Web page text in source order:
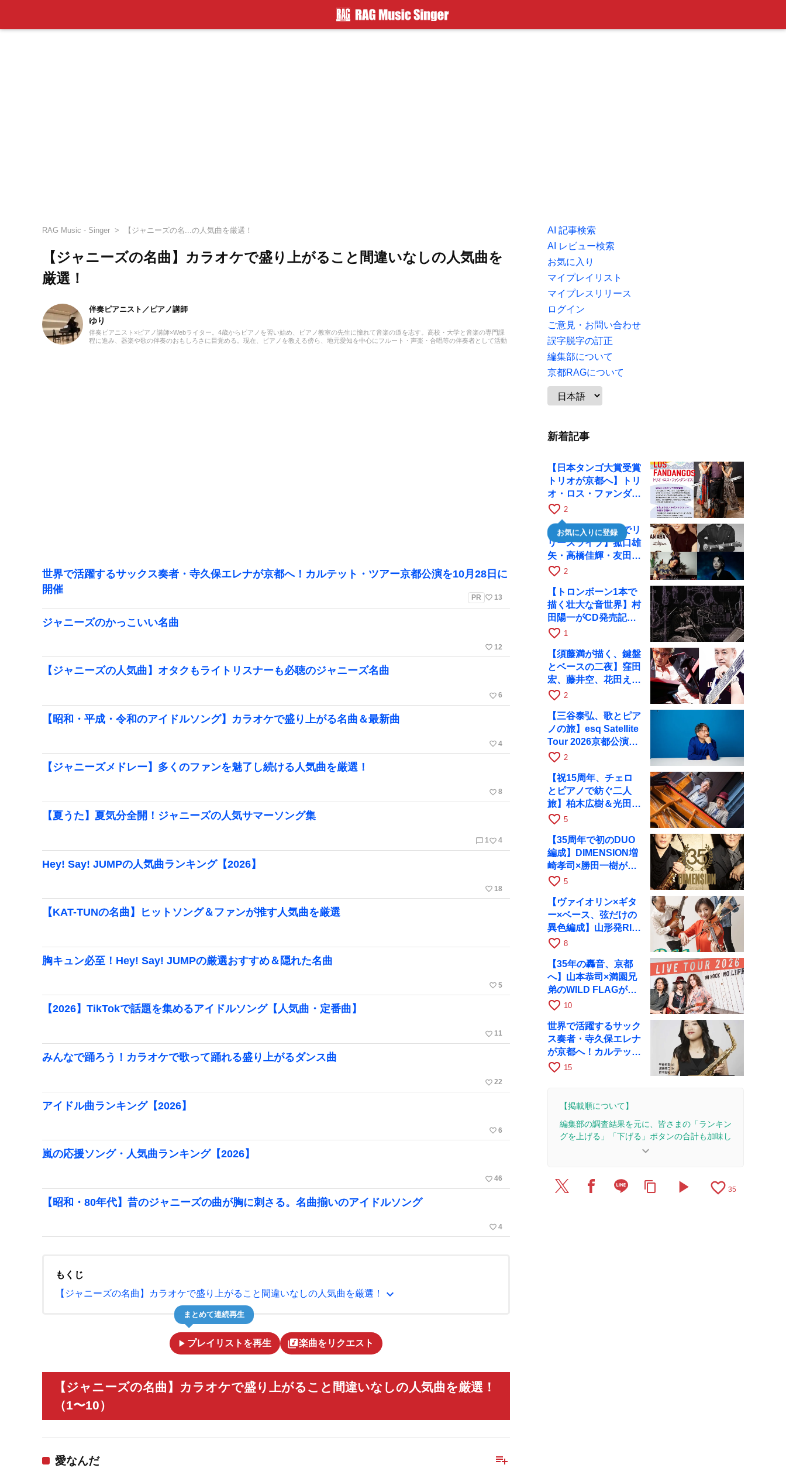
RAG Music - Singer 【ジャニーズの名...の人気曲を厳選！
【ジャニーズの名曲】カラオケで盛り上がること間違いなしの人気曲を
厳選！
伴奏ピアニスト／ピアノ講師
ゆり
伴奏ピアニスト×ピアノ講師×Webライター。4歳からピアノを習い始め、ピアノ教室の先生に憧れて音楽の道を志す。高校・大学と音楽の専門課
程に進み、器楽や歌の伴奏のおもしろさに目覚める。現在、ピアノを教える傍ら、地元愛知を中心にフルート・声楽・合唱等の伴奏者として活動
世界で活躍するサックス奏者・寺久保エレナが京都へ！カルテット・ツアー京都公演を10月28日に
開催
PR favorite_border 13
ジャニーズのかっこいい名曲
favorite_border 12
【ジャニーズの人気曲】オタクもライトリスナーも必聴のジャニーズ名曲
favorite_border 6
【昭和・平成・令和のアイドルソング】カラオケで盛り上がる名曲＆最新曲
favorite_border 4
【ジャニーズメドレー】多くのファンを魅了し続ける人気曲を厳選！
favorite_border 8
【夏うた】夏気分全開！ジャニーズの人気サマーソング集
chat_bubble_outline 1 favorite_border 4
Hey! Say! JUMPの人気曲ランキング【2026】
favorite_border 18
【KAT-TUNの名曲】ヒットソング＆ファンが推す人気曲を厳選
胸キュン必至！Hey! Say! JUMPの厳選おすすめ＆隠れた名曲
favorite_border 5
【2026】TikTokで話題を集めるアイドルソング【人気曲・定番曲】
favorite_border 11
みんなで踊ろう！カラオケで歌って踊れる盛り上がるダンス曲
favorite_border 22
アイドル曲ランキング【2026】
favorite_border 6
嵐の応援ソング・人気曲ランキング【2026】
favorite_border 46
【昭和・80年代】昔のジャニーズの曲が胸に刺さる。名曲揃いのアイドルソング
favorite_border 4
もくじ
【ジャニーズの名曲】カラオケで盛り上がること間違いなしの人気曲を厳選！
expand_more
play_arrow プレイリストを再生
まとめて連続再生
library_music楽曲をリクエスト
【ジャニーズの名曲】カラオケで盛り上がること間違いなしの人気曲を厳選！
（1〜10）
playlist_add
愛なんだ
AI 記事検索
AI レビュー検索
お気に入り
マイプレイリスト
マイプレスリリース
ログイン
ご意見・お問い合わせ
誤字脱字の訂正
編集部について
京都RAGについて
新着記事
【日本タンゴ大賞受賞
トリオが京都へ】トリ
オ・ロス・ファンダン
ゴスが10月9日にRAG
で公演
favorite_border 2
お気に入りに登録
【川口千里、京都でリ
リースライブ】菰口雄
矢・高橋佳輝・友田ジ
ュンと9月28日にRAG
favorite_border 2
【トロンボーン1本で
描く壮大な音世界】村
田陽一がCD発売記念
ツアーで9月4日に京
favorite_border 1
【須藤満が描く、鍵盤
とベースの二夜】窪田
宏、藤井空、花田えみ
と京都RAGで共演
favorite_border 2
【三谷泰弘、歌とピア
ノの旅】esq Satellite
Tour 2026京都公演を
10月に開催
favorite_border 2
【祝15周年、チェロ
とピアノで紡ぐ二人
旅】柏木広樹＆光田健
一が11月12日に京都
favorite_border 5
【35周年で初のDUO
編成】DIMENSION増
崎孝司×勝田一樹が10
月11日に京都RAGへ
favorite_border 5
【ヴァイオリン×ギタ
ー×ベース、弦だけの
異色編成】山形発RIM
が初全国ツアーで8月
favorite_border 8
【35年の轟音、京都
へ】山本恭司×満園兄
弟のWILD FLAGが8
月6日にRAGでライブ
favorite_border 10
世界で活躍するサック
ス奏者・寺久保エレナ
が京都へ！カルテッ
ト・ツアー京都公演を
favorite_border 15
【掲載順について】
編集部の調査結果を元に、皆さまの「ランキン
グを上げる」「下げる」ボタンの合計も加味し
2026/8/6：3本のレビューを追加・更新。
keyboard_arrow_down
content_copy play_arrow favorite_border 35